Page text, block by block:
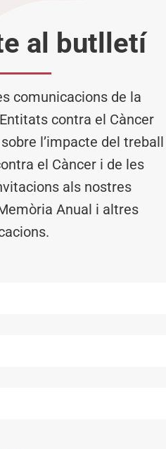
al butlletí
comunicacions de la
contra el Càncer
l’impacte del treball
el Càncer i de les
als nostres
Anual i altres